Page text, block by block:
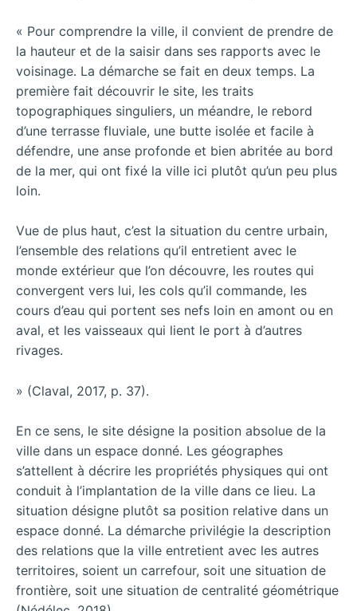
« Pour comprendre la ville, il convient de prendre de
la hauteur et de la saisir dans ses rapports avec le
voisinage. La démarche se fait en deux temps. La
première fait découvrir le site, les traits
topographiques singuliers, un méandre, le rebord
d’une terrasse fluviale, une butte isolée et facile à
défendre, une anse profonde et bien abritée au bord
de la mer, qui ont fixé la ville ici plutôt qu’un peu plus
loin.
Vue de plus haut, c’est la situation du centre urbain,
l’ensemble des relations qu’il entretient avec le
monde extérieur que l’on découvre, les routes qui
convergent vers lui, les cols qu’il commande, les
cours d’eau qui portent ses nefs loin en amont ou en
aval, et les vaisseaux qui lient le port à d’autres
rivages.
» (Claval, 2017, p. 37).
En ce sens, le site désigne la position absolue de la
ville dans un espace donné. Les géographes
s’attellent à décrire les propriétés physiques qui ont
conduit à l’implantation de la ville dans ce lieu. La
situation désigne plutôt sa position relative dans un
espace donné. La démarche privilégie la description
des relations que la ville entretient avec les autres
territoires, soient un carrefour, soit une situation de
frontière, soit une situation de centralité géométrique